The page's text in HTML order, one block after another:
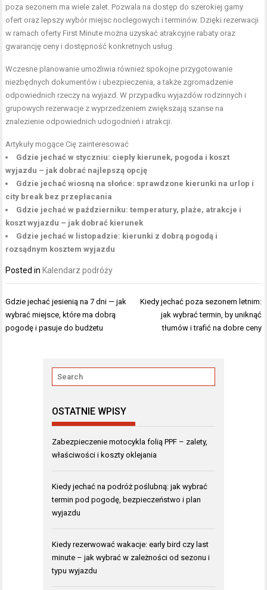
poza sezonem ma wiele zalet. Pozwala na dostęp do szerokiej gamy
ofert oraz lepszy wybór miejsc noclegowych i terminów. Dzięki rezerwacji
w ramach oferty First Minute można uzyskać atrakcyjne rabaty oraz
gwarancję ceny i dostępność konkretnych usług.
Wczesne planowanie umożliwia również spokojne przygotowanie
niezbędnych dokumentów i ubezpieczenia, a także zgromadzenie
odpowiednich rzeczy na wyjazd. W przypadku wyjazdów rodzinnych i
grupowych rezerwacje z wyprzedzeniem zwiększają szanse na
znalezienie odpowiednich udogodnień i atrakcji.
Artykuły mogące Cię zainteresować
Gdzie jechać w styczniu: ciepły kierunek, pogoda i koszt
wyjazdu – jak dobrać najlepszą opcję
Gdzie jechać wiosną na słońce: sprawdzone kierunki na urlop i
city break bez przepłacania
Gdzie jechać w październiku: temperatury, plaże, atrakcje i
koszt wyjazdu – jak dobrać kierunek
Gdzie jechać w listopadzie: kierunki z dobrą pogodą i
rozsądnym kosztem wyjazdu
Posted in Kalendarz podróży
Nawigacja
wpisu
Gdzie jechać jesienią na 7 dni — jak
wybrać miejsce, które ma dobrą
pogodę i pasuje do budżetu
Kiedy jechać poza sezonem letnim:
jak wybrać termin, by uniknąć
tłumów i trafić na dobre ceny
OSTATNIE WPISY
Zabezpieczenie motocykla folią PPF – zalety,
właściwości i koszty oklejania
Kiedy jechać na podróż poślubną: jak wybrać
termin pod pogodę, bezpieczeństwo i plan
wyjazdu
Kiedy rezerwować wakacje: early bird czy last
minute – jak wybrać w zależności od sezonu i
typu wyjazdu